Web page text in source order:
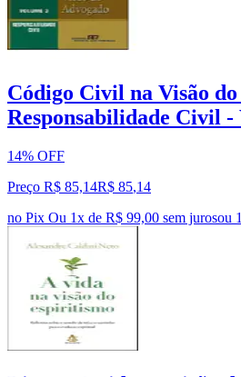
Código Civil na Visão
Responsabilidade Civil -
14% OFF
Preço R$ 85,14R$ 85,14
no Pix Ou 1x de R$ 99,00 sem jurosou 1